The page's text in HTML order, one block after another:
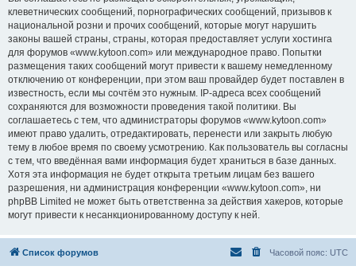
клеветнических сообщений, порнографических сообщений, призывов к
национальной розни и прочих сообщений, которые могут нарушить
законы вашей страны, страны, которая предоставляет услуги хостинга
для форумов «www.kytoon.com» или международное право. Попытки
размещения таких сообщений могут привести к вашему немедленному
отключению от конференции, при этом ваш провайдер будет поставлен в
известность, если мы сочтём это нужным. IP-адреса всех сообщений
сохраняются для возможности проведения такой политики. Вы
соглашаетесь с тем, что администраторы форумов «www.kytoon.com»
имеют право удалить, отредактировать, перенести или закрыть любую
тему в любое время по своему усмотрению. Как пользователь вы согласны
с тем, что введённая вами информация будет храниться в базе данных.
Хотя эта информация не будет открыта третьим лицам без вашего
разрешения, ни администрация конференции «www.kytoon.com», ни
phpBB Limited не может быть ответственна за действия хакеров, которые
могут привести к несанкционированному доступу к ней.
Список форумов Часовой пояс: UTC